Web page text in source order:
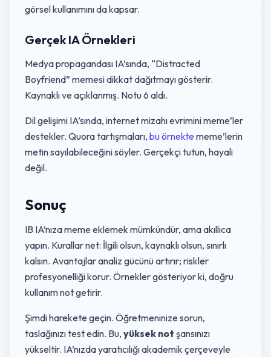
görsel kullanımını da kapsar.
Gerçek IA Örnekleri
Medya propagandası IA’sında, “Distracted
Boyfriend” memesi dikkat dağıtmayı gösterir.
Kaynaklı ve açıklanmış. Notu 6 aldı.
Dil gelişimi IA’sında, internet mizahı evrimini meme’ler
destekler. Quora tartışmaları, bu örnekte meme’lerin
metin sayılabileceğini söyler. Gerçekçi tutun, hayali
değil.
Sonuç
IB IA’nıza meme eklemek mümkündür, ama akıllıca
yapın. Kurallar net: İlgili olsun, kaynaklı olsun, sınırlı
kalsın. Avantajlar analiz gücünü artırır; riskler
profesyonelliği korur. Örnekler gösteriyor ki, doğru
kullanım not getirir.
Şimdi harekete geçin. Öğretmeninize sorun,
taslağınızı test edin. Bu, yüksek not şansınızı
yükseltir. IA’nızda yaratıcılığı akademik çerçeveyle